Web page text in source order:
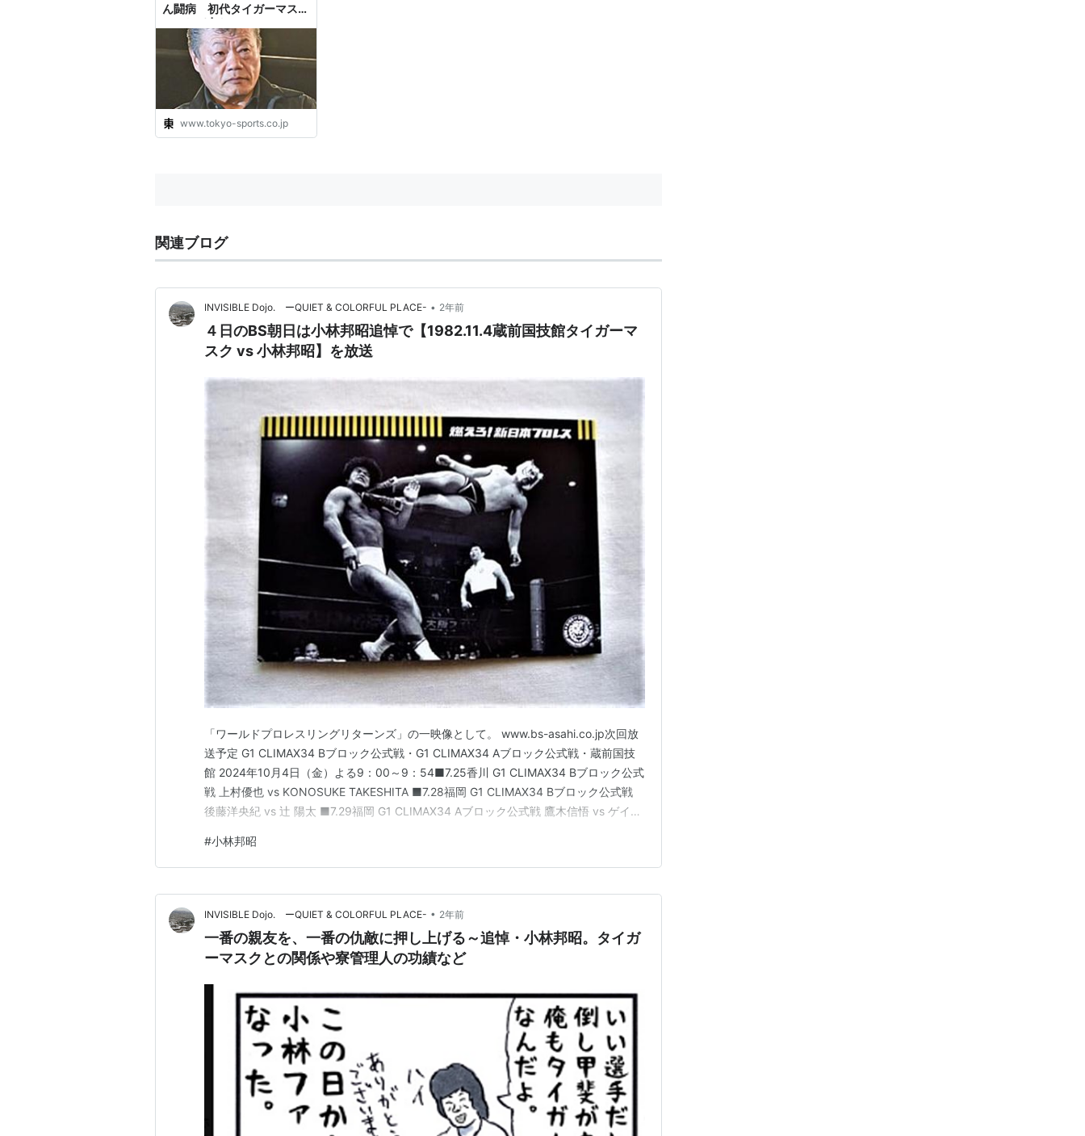
ん闘病 初代タイガーマスク
www.tokyo-sports.co.jp
関連ブログ
INVISIBLE Dojo. ーQUIET & COLORFUL PLACE- • 2年前
４日のBS朝日は小林邦昭追悼で【1982.11.4蔵前国技館タイガーマ
スク vs 小林邦昭】を放送
「ワールドプロレスリングリターンズ」の一映像として。 www.bs-asahi.co.jp次回放
送予定 G1 CLIMAX34 Bブロック公式戦・G1 CLIMAX34 Aブロック公式戦・蔵前国技
館 2024年10月4日（金）よる9：00～9：54■7.25香川 G1 CLIMAX34 Bブロック公式
戦 上村優也 vs KONOSUKE TAKESHITA ■7.28福岡 G1 CLIMAX34 Bブロック公式戦
後藤洋央紀 vs 辻 陽太 ■7.29福岡 G1 CLIMAX34 Aブロック公式戦 鷹木信悟 vs ゲイ
#小林邦昭
INVISIBLE Dojo. ーQUIET & COLORFUL PLACE- • 2年前
一番の親友を、一番の仇敵に押し上げる～追悼・小林邦昭。タイガ
ーマスクとの関係や寮管理人の功績など